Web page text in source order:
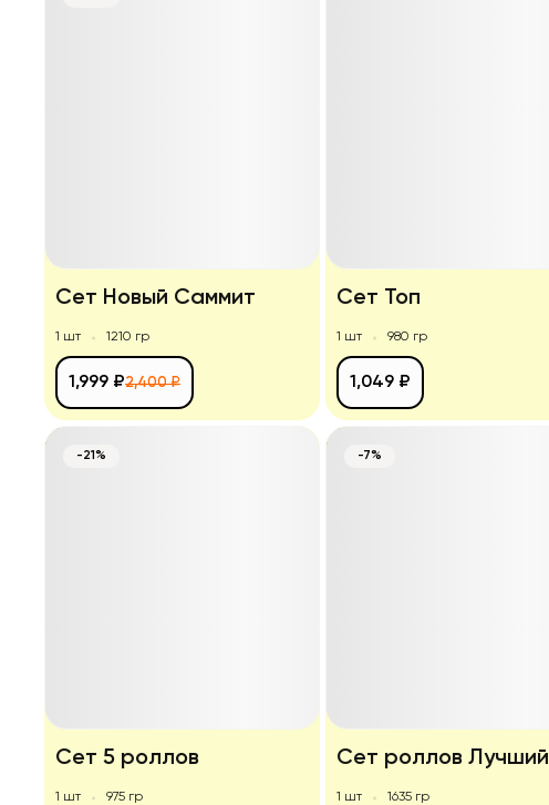
Сет Новый Саммит
1 шт 1210 гр
2,400 ₽
1,999 ₽
Сет Топ
1 шт 980 гр
1,049 ₽
-21%
Сет 5 роллов
1 шт 975 гр
-7%
Сет роллов Лучший
1 шт 1635 гр